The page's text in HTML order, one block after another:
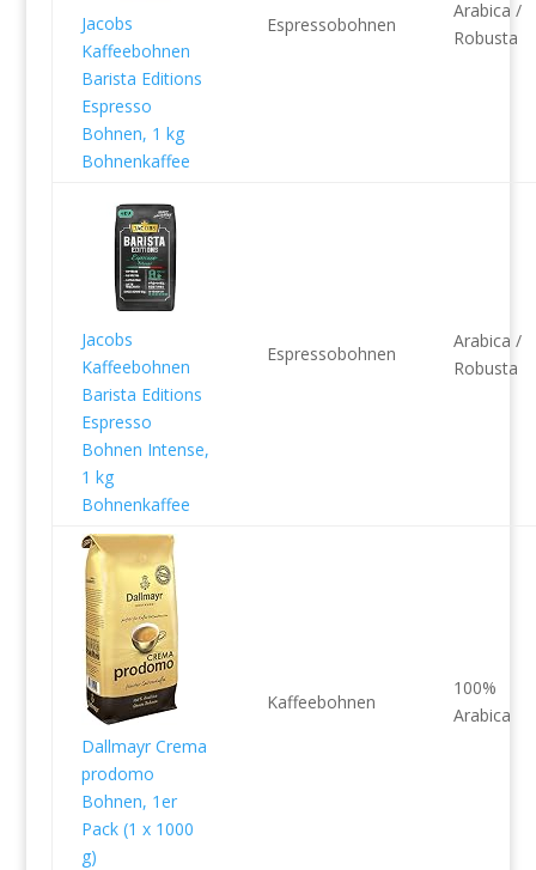
Jacobs
Kaffeebohnen
Barista Editions
Espresso
Bohnen, 1 kg
Bohnenkaffee
Espressobohnen
Arabica /
Robusta
Jacobs
Kaffeebohnen
Barista Editions
Espresso
Bohnen Intense,
1 kg
Bohnenkaffee
Espressobohnen
Arabica /
Robusta
Dallmayr Crema
prodomo
Bohnen, 1er
Pack (1 x 1000
g)
Kaffeebohnen
100%
Arabica